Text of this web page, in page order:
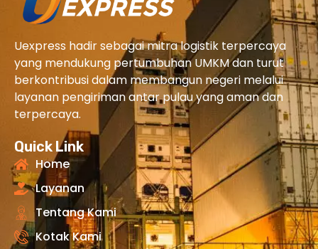
Uexpress hadir sebagai mitra logistik terpercaya
yang mendukung pertumbuhan UMKM dan turut
berkontribusi dalam membangun negeri melalui
layanan pengiriman antar pulau yang aman dan
terpercaya.
Quick Link
Home
Layanan
Tentang Kami
Kotak Kami